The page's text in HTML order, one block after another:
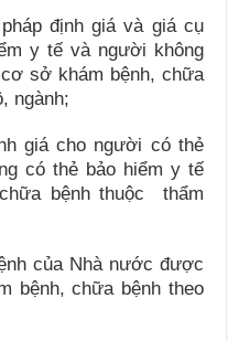
định giá và giá cụ
y tế và người không
sở khám bệnh, chữa
ngành;
giá cho người có thẻ
có thẻ bảo hiểm y tế
bệnh thuộc thẩm
của Nhà nước được
bệnh, chữa bệnh theo